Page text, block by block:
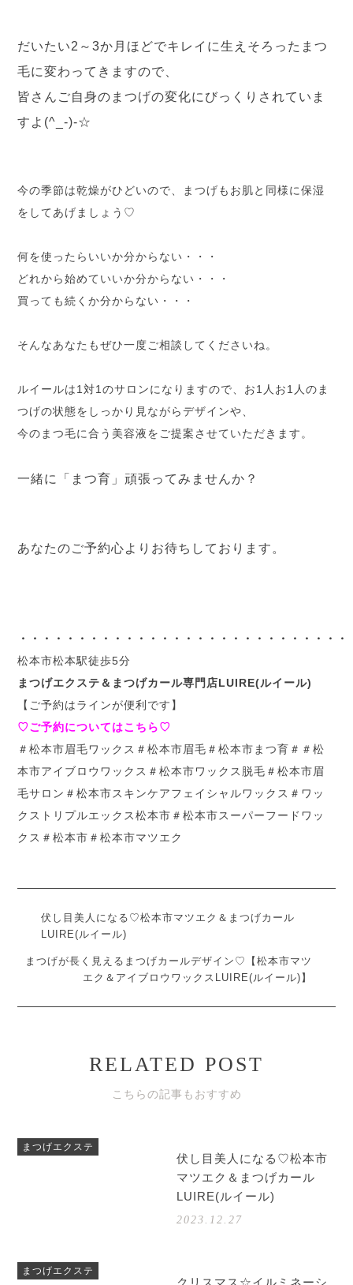
だいたい2～3か月ほどでキレイに生えそろったまつ
毛に変わってきますので、
皆さんご自身のまつげの変化にびっくりされていま
すよ(^_-)-☆
今の季節は乾燥がひどいので、まつげもお肌と同様に保湿
をしてあげましょう♡
何を使ったらいいか分からない・・・
どれから始めていいか分からない・・・
買っても続くか分からない・・・
そんなあなたもぜひ一度ご相談してくださいね。
ルイールは1対1のサロンになりますので、お1人お1人のま
つげの状態をしっかり見ながらデザインや、
今のまつ毛に合う美容液をご提案させていただきます。
一緒に「まつ育」頑張ってみませんか？
あなたのご予約心よりお待ちしております。
・・・・・・・・・・・・・・・・・・・・・・・・・・・・
松本市松本駅徒歩5分
まつげエクステ＆まつげカール専門店LUIRE(ルイール)
【ご予約はラインが便利です】
♡ご予約についてはこちら♡
＃松本市眉毛ワックス＃松本市眉毛＃松本市まつ育＃＃松
本市アイブロウワックス＃松本市ワックス脱毛＃松本市眉
毛サロン＃松本市スキンケアフェイシャルワックス＃ワッ
クストリプルエックス松本市＃松本市スーパーフードワッ
クス＃松本市＃松本市マツエク
伏し目美人になる♡松本市マツエク＆まつげカール
LUIRE(ルイール)
まつげが長く見えるまつげカールデザイン♡【松本市マツ
エク＆アイブロウワックスLUIRE(ルイール)】
RELATED POST
こちらの記事もおすすめ
まつげエクステ
伏し目美人になる♡松本市
マツエク＆まつげカール
LUIRE(ルイール)
2023.12.27
まつげエクステ